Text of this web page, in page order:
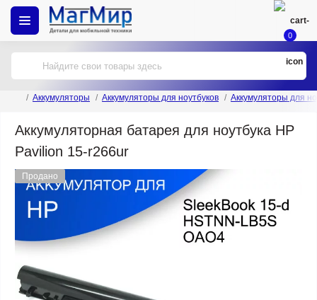
0
Аккумуляторы Аккумуляторы для ноутбуков Аккумуляторы для
Аккумуляторная батарея для ноутбука HP
Pavilion 15-r266ur
Продано